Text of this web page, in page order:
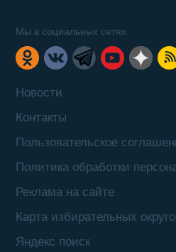
Новости
Контакты
Пользовательское
Политика обработки
Реклама на сайте
Карта избирательных
Яндекс поиск
Мы в социальных сетях